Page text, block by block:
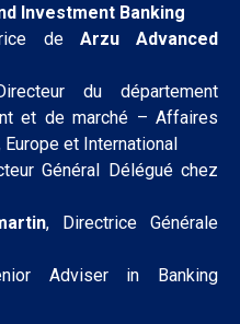
Investment Banking
de Arzu Advanced
du département
et de marché – Affaires
et International
Général Délégué chez
, Directrice Générale
Adviser in Banking